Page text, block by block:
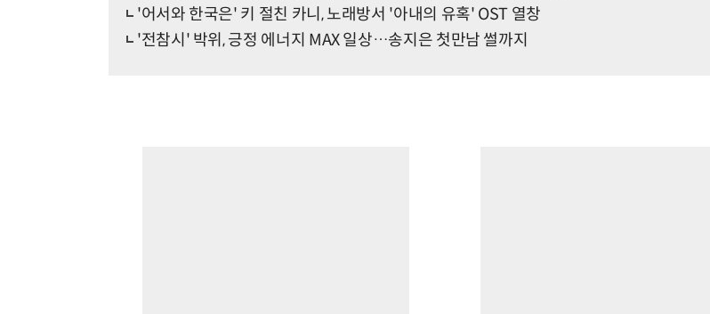
'어서와 한국은' 키 절친 카니, 노래방서 '아내의 유혹' OST 열창
'전참시' 박위, 긍정 에너지 MAX 일상…송지은 첫만남 썰까지